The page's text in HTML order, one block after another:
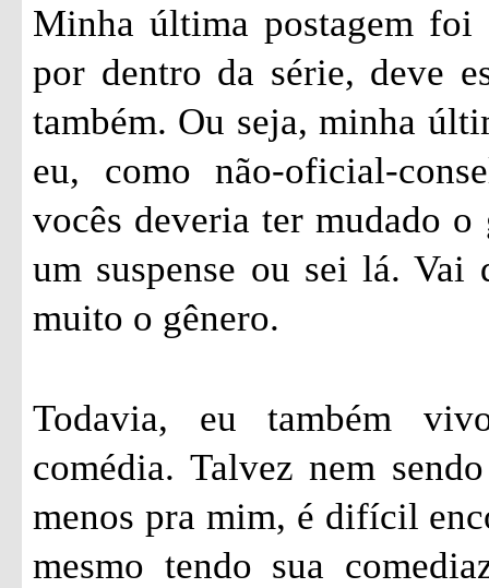
Minha última postagem
por dentro da série, deve
também. Ou seja, minha
eu, como não-oficial-
vocês deveria ter mudado o
um suspense ou sei lá. Vai
muito o gênero.
Todavia, eu também
comédia. Talvez nem
menos pra mim, é difícil
mesmo tendo sua